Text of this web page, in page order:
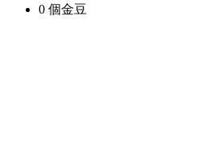
0 個金豆